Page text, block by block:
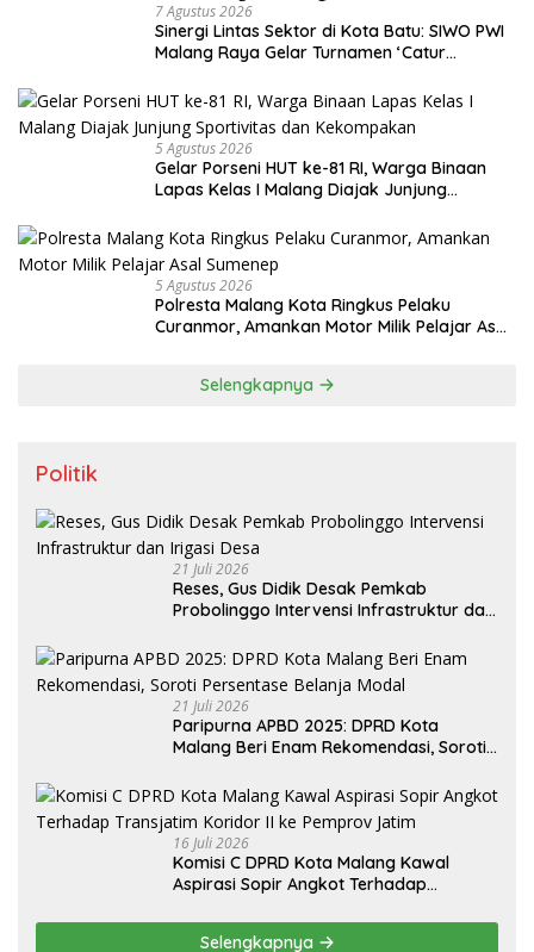
7 Agustus 2026
Sinergi Lintas Sektor di Kota Batu: SIWO PWI
Malang Raya Gelar Turnamen ‘Catur
5 Agustus 2026
Gelar Porseni HUT ke-81 RI, Warga Binaan
Lapas Kelas I Malang Diajak Junjung
5 Agustus 2026
Polresta Malang Kota Ringkus Pelaku
Curanmor, Amankan Motor Milik Pelajar Asal
Selengkapnya
Politik
21 Juli 2026
Reses, Gus Didik Desak Pemkab
Probolinggo Intervensi Infrastruktur dan
21 Juli 2026
Paripurna APBD 2025: DPRD Kota
Malang Beri Enam Rekomendasi, Soroti
16 Juli 2026
Komisi C DPRD Kota Malang Kawal
Aspirasi Sopir Angkot Terhadap
Selengkapnya